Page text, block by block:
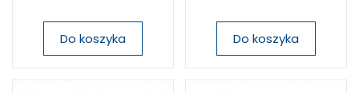
Do koszyka Do koszyka